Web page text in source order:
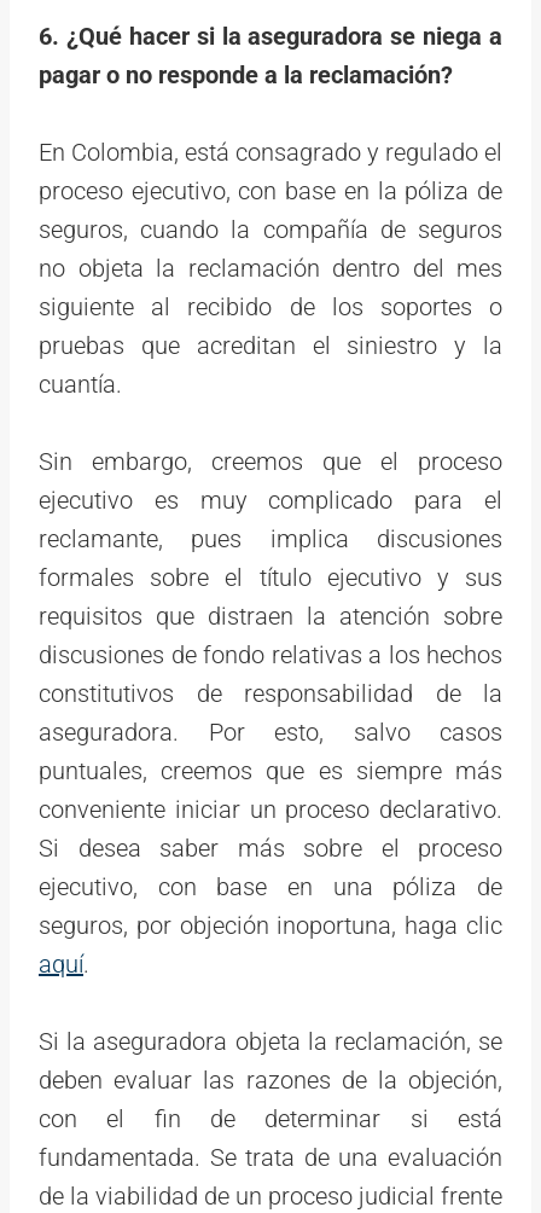
6. ¿Qué hacer si la aseguradora se niega a
pagar o no responde a la reclamación?
En Colombia, está consagrado y regulado el
proceso ejecutivo, con base en la póliza de
seguros, cuando la compañía de seguros
no objeta la reclamación dentro del mes
siguiente al recibido de los soportes o
pruebas que acreditan el siniestro y la
cuantía.
Sin embargo, creemos que el proceso
ejecutivo es muy complicado para el
reclamante, pues implica discusiones
formales sobre el título ejecutivo y sus
requisitos que distraen la atención sobre
discusiones de fondo relativas a los hechos
constitutivos de responsabilidad de la
aseguradora. Por esto, salvo casos
puntuales, creemos que es siempre más
conveniente iniciar un proceso declarativo.
Si desea saber más sobre el proceso
ejecutivo, con base en una póliza de
seguros, por objeción inoportuna, haga clic
aquí.
Si la aseguradora objeta la reclamación, se
deben evaluar las razones de la objeción,
con el fin de determinar si está
fundamentada. Se trata de una evaluación
de la viabilidad de un proceso judicial frente